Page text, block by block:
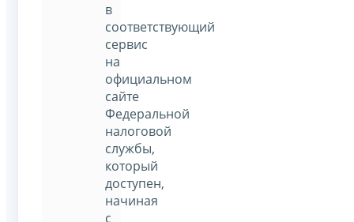
в
соответствующий
сервис
на
официальном
сайте
Федеральной
налоговой
службы,
который
доступен,
начиная
с